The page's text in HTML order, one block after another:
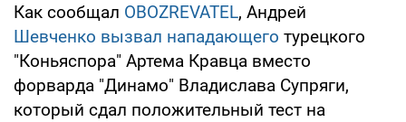
Как сообщал OBOZREVATEL, Андрей
Шевченко вызвал нападающего турецкого
"Коньяспора" Артема Кравца вместо
форварда "Динамо" Владислава Супряги,
который сдал положительный тест на